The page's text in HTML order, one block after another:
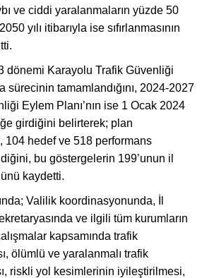
ve ciddi yaralanmaların yüzde 50
yılı itibarıyla ise sıfırlanmasının
dönemi Karayolu Trafik Güvenliği
sürecinin tamamlandığını, 2024-2027
Eylem Planı’nın ise 1 Ocak 2024
girdiğini belirterek; plan
104 hedef ve 518 performans
bu göstergelerin 199’unun il
kaydetti.
Valilik koordinasyonunda, İl
ve ilgili tüm kurumların
kapsamında trafik
ölümlü ve yaralanmalı trafik
riskli yol kesimlerinin iyileştirilmesi,